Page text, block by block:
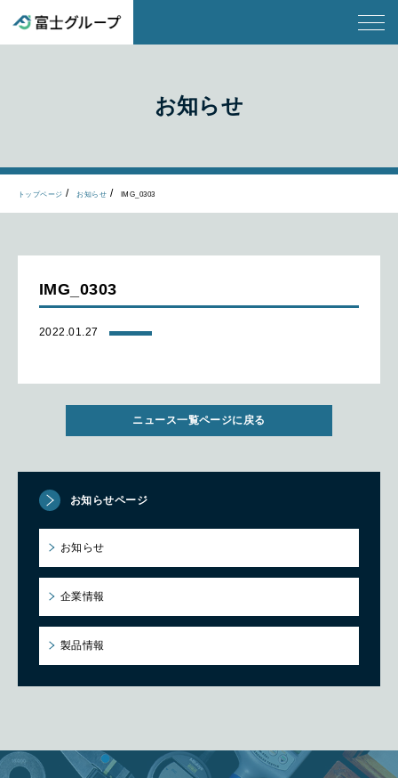
お知らせ
トップページ お知らせ IMG_0303
IMG_0303
2022.01.27
ニュース一覧ページに戻る
お知らせページ
お知らせ
企業情報
製品情報